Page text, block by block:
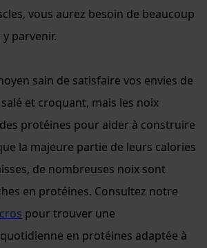
vous aurez besoin de beaucoup
parvenir.
sain de satisfaire vos envies de
et croquant, mais les noix
protéines pour aider à construire
la majeure partie de leurs calories
de nombreuses noix sont
en protéines. Consultez notre
pour trouver une
en protéines adaptée à